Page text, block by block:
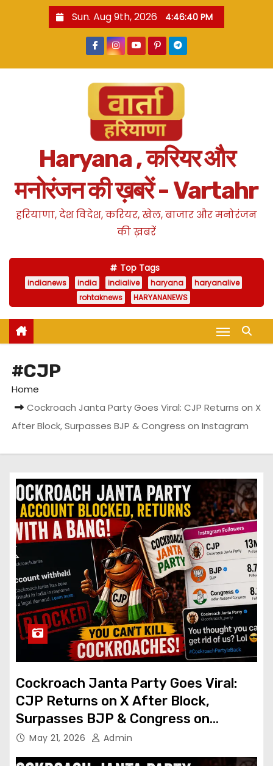
Sun. Aug 9th, 2026 4:46:41 PM
Haryana , करियर और
मनोरंजन की ख़बरें - Vartahr
हरियाणा, देश विदेश, करियर, खेल, बाजार और मनोरंजन
की ख़बरें
Top Tags
indianews india indialive haryana
haryanalive
rohtaknews
HARYANANEWS
#CJP
Home
Cockroach Janta Party Goes Viral: CJP Returns on X
After Block, Surpasses BJP & Congress on Instagram
Cockroach Janta Party Goes Viral:
CJP Returns on X After Block,
Surpasses BJP & Congress on
Instagram
May 21, 2026 Admin